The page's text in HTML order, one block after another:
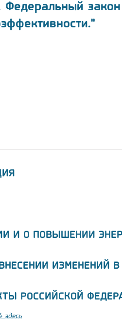
Федеральный
И О ПОВЫШЕНИИ
ИЗМЕНЕНИЙ
РОССИЙСКОЙ
здесь